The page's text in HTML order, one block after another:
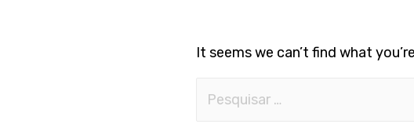
It seems we can’t find what